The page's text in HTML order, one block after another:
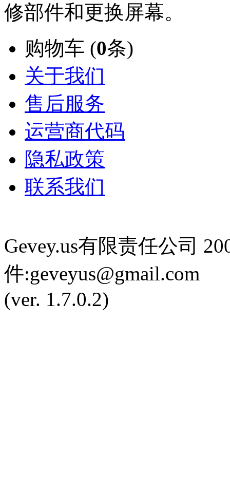
修部件和更换屏幕。
购物车 (0条)
关于我们
售后服务
运营商代码
隐私政策
联系我们
Gevey.us有限责任公司
件:geveyus@gmail.com
(ver. 1.7.0.2)